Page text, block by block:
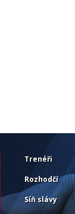
Trenéři
Rozhodčí
Síň slávy